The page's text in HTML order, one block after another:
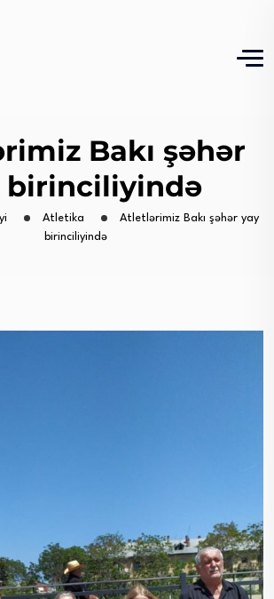
Bakı şəhər
birinciliyində
Atletika
Atletlərimiz Bakı şəhər yay
birinciliyində